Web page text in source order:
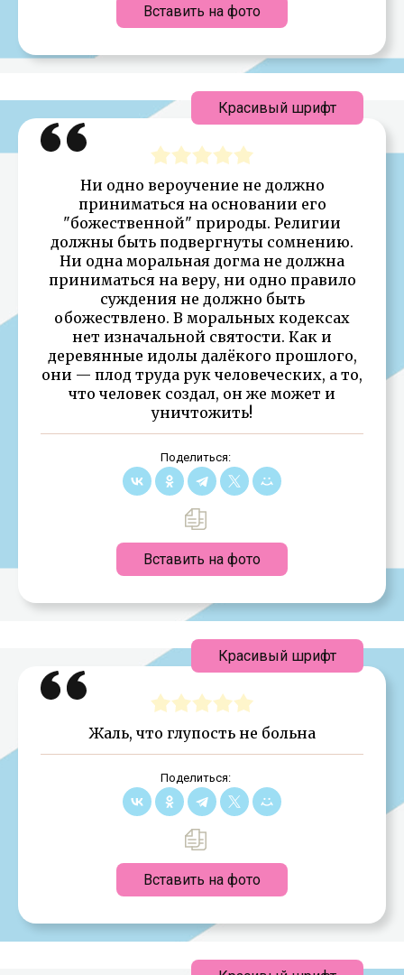
Вставить на фото
Ни одно вероучение не должно
приниматься на основании его
"божественной" природы. Религии
должны быть подвергнуты сомнению.
Ни одна моральная догма не должна
приниматься на веру, ни одно правило
суждения не должно быть
обожествлено. В моральных кодексах
нет изначальной святости. Как и
деревянные идолы далёкого прошлого,
они — плод труда рук человеческих, а то,
что человек создал, он же может и
уничтожить!
Поделиться:
Вставить на фото
Красивый шрифт
Жаль, что глупость не больна
Поделиться:
Вставить на фото
Красивый шрифт